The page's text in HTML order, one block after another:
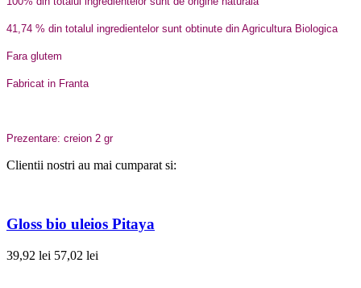
41,74 % din totalul ingredientelor sunt obtinute din Agricultura Biologica
Fara glutem
Fabricat in Franta
Prezentare: creion 2 gr
Clientii nostri au mai cumparat si:
Gloss bio uleios Pitaya
39,92 lei 57,02 lei